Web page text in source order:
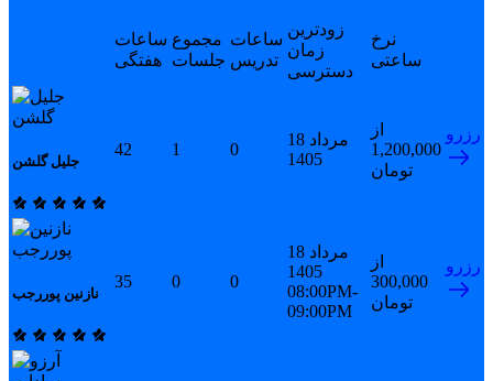
ساعات
هفتگی
مجموع
جلسات
ساعات
تدریس
زودترین
زمان
دسترسی
نرخ
ساعتی
جلیل گلشن
42 1 0
18 مرداد
1405
از
1,200,000
تومان
رزرو
نازنین پوررجب
35 0 0
18 مرداد
1405
08:00PM-
09:00PM
از
300,000
تومان
رزرو